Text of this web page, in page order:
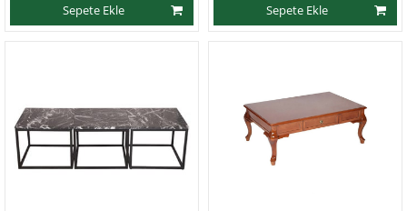
Sepete Ekle Sepete Ekle